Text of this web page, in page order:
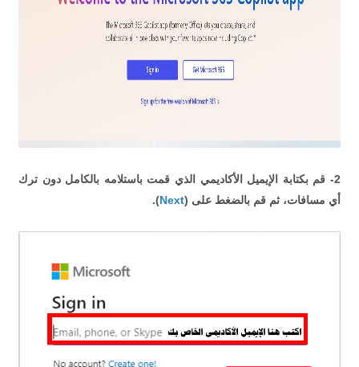
2- قم بكتابة الإيميل الأكاديمي الذي قمت باستلامه بالكامل دون ترك
أي مسافات، ثم قم بالضغط على (Next
).